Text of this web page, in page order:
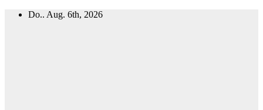
Zum
Do.. Aug. 6th, 2026